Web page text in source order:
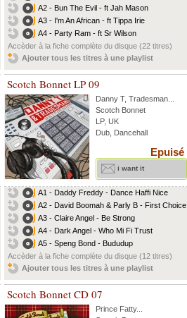
A2 - Bun The Evil - ft Jah Mason
A3 - I'm An African - ft Tippa Irie
A4 - Party Ram - ft Sr Wilson
Accèder à la fiche complète du disque (22 titres)
Ajouter tous les titres à une playlist
Scotch Bonnet LP 09
Danny T, Tradesman
Scotch Bonnet
LP, UK
Dub, Dancehall
Epuisé
i want it
A1 - Daddy Freddy - Dance Haffi Nice
A2 - David Boomah & Parly B - First Choice
A3 - Claire Angel - Be Strong
A4 - Dark Angel - Who Mi Fi Trust
A5 - Speng Bond - Bududup
Accèder à la fiche complète du disque (12 titres)
Ajouter tous les titres à une playlist
Scotch Bonnet CD 07
Prince Fatty...